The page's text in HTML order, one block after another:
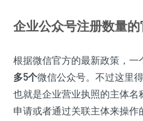
企业公众号注册数量
根据微信官方的最新政策，
多5个微信公众号。不过这里
也就是企业营业执照的主体
申请或者通过关联主体来操